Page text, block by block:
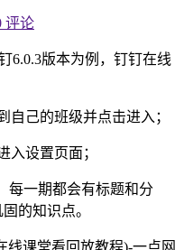
评论
6.0.3版本为例，钉钉在线
自己的班级并点击进入；
入设置页面；
每一期都会有标题和分
的知识点。